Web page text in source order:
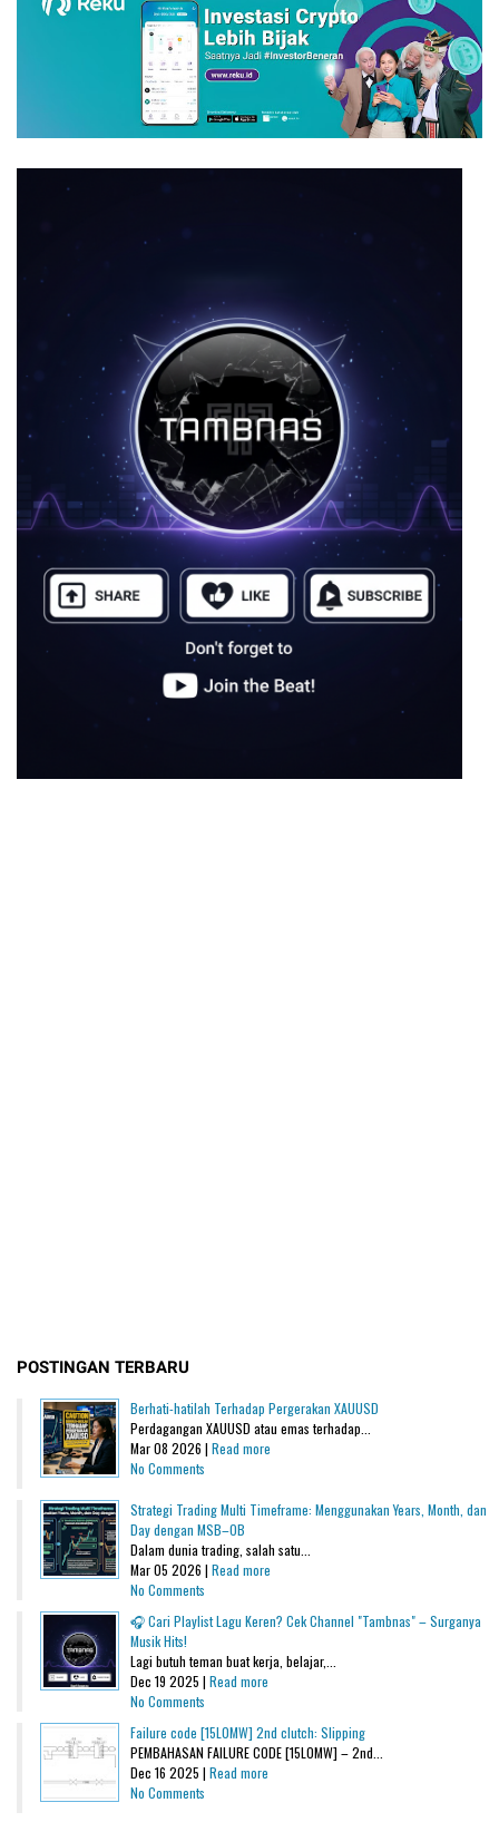
POSTINGAN TERBARU
Berhati-hatilah Terhadap Pergerakan XAUUSD
Perdagangan XAUUSD atau emas terhadap...
Mar 08 2026 | Read more
No Comments
Strategi Trading Multi Timeframe: Menggunakan Years, Month, dan
Day dengan MSB–OB
Dalam dunia trading, salah satu...
Mar 05 2026 | Read more
No Comments
🎧 Cari Playlist Lagu Keren? Cek Channel "Tambnas" – Surganya
Musik Hits!
Lagi butuh teman buat kerja, belajar,...
Dec 19 2025 | Read more
No Comments
Failure code [15L0MW] 2nd clutch: Slipping
PEMBAHASAN FAILURE CODE [15L0MW] – 2nd...
Dec 16 2025 | Read more
No Comments